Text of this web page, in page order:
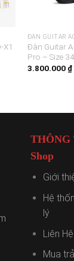
X1
ĐÀN GUITAR
Đàn Guitar
Pro – Size
3.800.000 ₫
Shop
Giới
Hệ
lý
Liên
Mua